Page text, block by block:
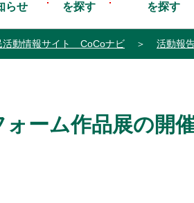
らせ
を探す
を探す
活動情報サイト CoCoナビ ＞ 活動報
ォーム作品展の開